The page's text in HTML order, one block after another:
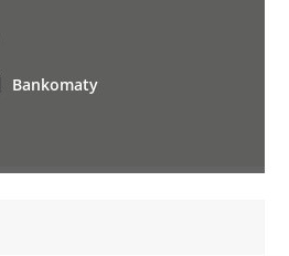
Bankomaty